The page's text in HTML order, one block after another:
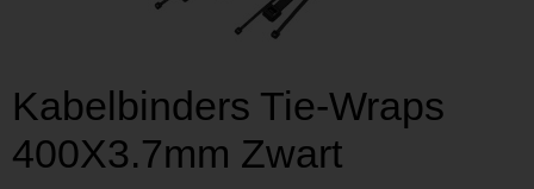
Kabelbinders Tie-Wraps
400X3.7mm Zwart